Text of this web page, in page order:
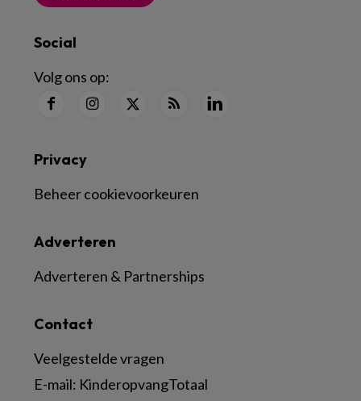
Social
Volg ons op:
Contact
Veelgestelde vragen
E-mail: KinderopvangTotaal
Adverteren
Adverteren & Partnerships
Privacy
Beheer cookievoorkeuren